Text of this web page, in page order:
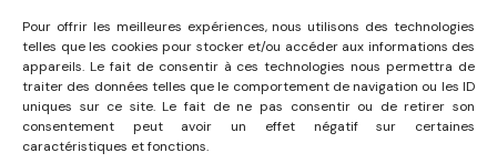
Pour offrir les meilleures expériences, nous utilisons des technologies
telles que les cookies pour stocker et/ou accéder aux informations des
appareils. Le fait de consentir à ces technologies nous permettra de
traiter des données telles que le comportement de navigation ou les ID
uniques sur ce site. Le fait de ne pas consentir ou de retirer son
consentement peut avoir un effet négatif sur certaines
caractéristiques et fonctions.
À propos
Mentions légales
Cookies